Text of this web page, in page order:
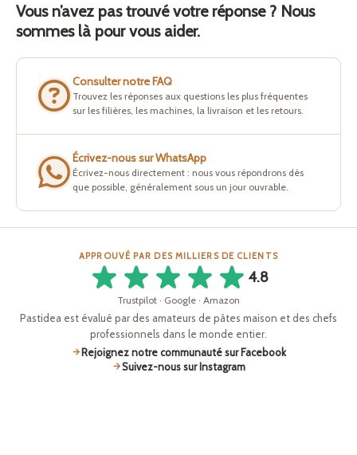
Vous n’avez pas trouvé votre réponse ? Nous
sommes là pour vous aider.
Consulter notre FAQ
Trouvez les réponses aux questions les plus fréquentes
sur les filières, les machines, la livraison et les retours.
Écrivez-nous sur WhatsApp
Écrivez-nous directement : nous vous répondrons dès
que possible, généralement sous un jour ouvrable.
APPROUVÉ PAR DES MILLIERS DE CLIENTS
4.8
Trustpilot · Google · Amazon
Pastidea est évalué par des amateurs de pâtes maison et des chefs
professionnels dans le monde entier.
Rejoignez notre communauté sur Facebook
Suivez-nous sur Instagram